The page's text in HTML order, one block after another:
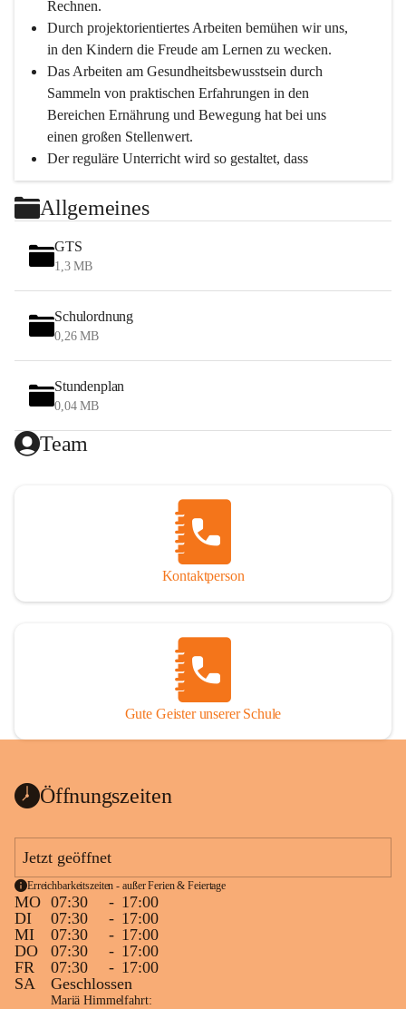
Rechnen.
Durch projektorientiertes Arbeiten bemühen wir uns,
in den Kindern die Freude am Lernen zu wecken.
Das Arbeiten am Gesundheitsbewusstsein durch
Sammeln von praktischen Erfahrungen in den
Bereichen Ernährung und Bewegung hat bei uns
einen großen Stellenwert.
Der reguläre Unterricht wird so gestaltet, dass
Bewegungseinheiten immer möglich sind.
Durch die täglichen Bewegungseinheiten können
unsere Schüler*innen in einer entspannten
Atmosphäre das Gelernte leichter verinnerlichen.
Tägliche Hofpausen an der frischen Luft bei
jeglichem Wetter (außer Regen) bieten weiter eine
tiefgreifende Erholung.
Schwerpunkte
Persönlichkeitsentwicklung
psychische Gesundheit)
Erasmus (internationale Projekte)
MIN(K)T (Mathematik- Informatik-
Naturwissenschaften- (Kunst)- Technik)
Das Förderkonzept der VS St. Nikolai ob Drassling setzt
sich aus folgenden Elementen zusammen:
Organisatorische (personelle und strukturelle)
Maßnahmen
weiterführenden Schulen
Fort - und Weiterbildung des Lehrerinnenteams
Laufende und bedarfsorientierte Fortbildungen sind
selbstverständlich.
Schulpartnerschaft und Außenbeziehungen
Allgemeines
GTS
1,3 MB
Schulordnung
0,26 MB
Stundenplan
0,04 MB
Team
Kontaktperson
Gute Geister unserer Schule
Öffnungszeiten
Jetzt geöffnet
Erreichbarkeitszeiten - außer Ferien & Feiertage
MO 07:30 - 17:00
DI
07:30 - 17:00
MI
07:30 - 17:00
DO
07:30 - 17:00
FR
07:30 - 17:00
SA
Geschlossen
Mariä Himmelfahrt: